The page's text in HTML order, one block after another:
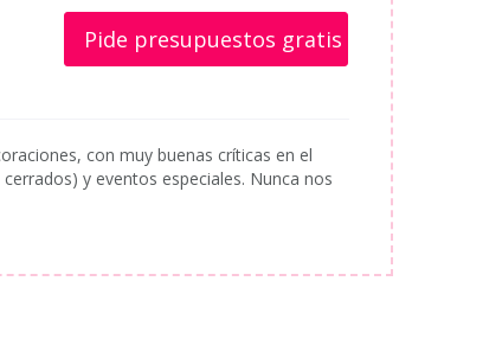
Pide presupuestos gratis
con muy buenas críticas en el
y eventos especiales. Nunca nos